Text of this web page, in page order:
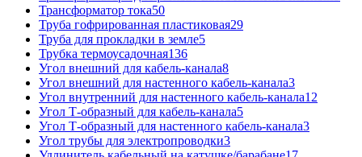
Трансформатор тока50
Труба гофрированная пластиковая29
Труба для прокладки в земле5
Трубка термоусадочная136
Угол внешний для кабель-канала8
Угол внешний для настенного кабель-канала3
Угол внутренний для настенного кабель-канала12
Угол Т-образный для кабель-канала5
Угол Т-образный для настенного кабель-канала3
Угол трубы для электропроводки3